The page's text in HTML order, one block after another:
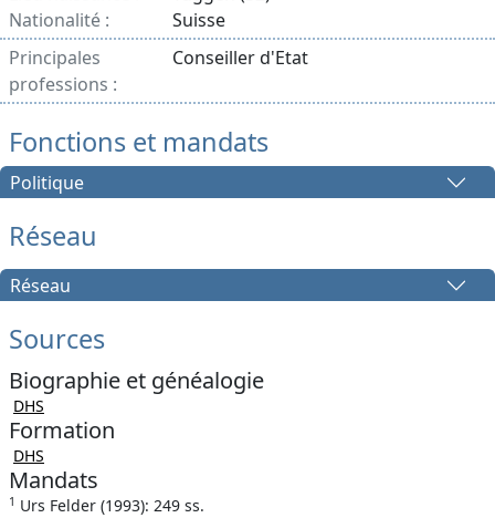
Nationalité :
Suisse
Principales
professions :
Conseiller d'Etat
Fonctions et mandats
Politique
Réseau
Réseau
Sources
Biographie et généalogie
DHS
Formation
DHS
Mandats
1 Urs Felder (1993): 249 ss.